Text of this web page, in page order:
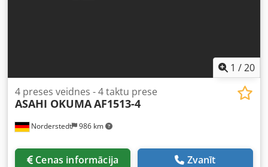
1 /20
Norderstedt 986 km
4 preses veidnes - 4 taktu prese
ASAHI OKUMAAF1513-4
Cenas informācija Zvanīt